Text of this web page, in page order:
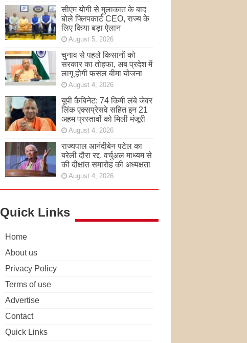
सीएम योगी से मुलाकात के बाद
बोले फ्लिपकार्ट CEO, राज्य के
लिए किया बड़ा ऐलान
August 5, 2026
चुनाव से पहले किसानों को
सरकार का तोहफा, अब प्रदेश में
लागू होगी फसल बीमा योजना
August 4, 2026
यूपी कैबिनेट: 74 किमी लंबे जेवर
लिंक एक्सप्रेसवे सहित इन 21
अहम प्रस्तावों को मिली मंजूरी
August 4, 2026
राज्यपाल आनंदीबेन पटेल का
बरेली दौरा रद्द, वर्चुअल माध्यम से
की दीक्षांत समारोह की अध्यक्षता
August 4, 2026
Quick Links
Home
About us
Privacy Policy
Terms of use
Advertise
Contact
Quick Links